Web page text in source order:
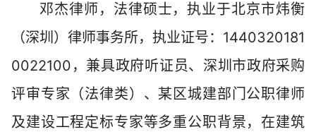
邓杰律师，法律硕士，执业于北京市炜衡
（深圳）律师事务所，执业证号：1440320181
0022100，兼具政府听证员、深圳市政府采购
评审专家（法律类）、某区城建部门公职律师
及建设工程定标专家等多重公职背景，在建筑